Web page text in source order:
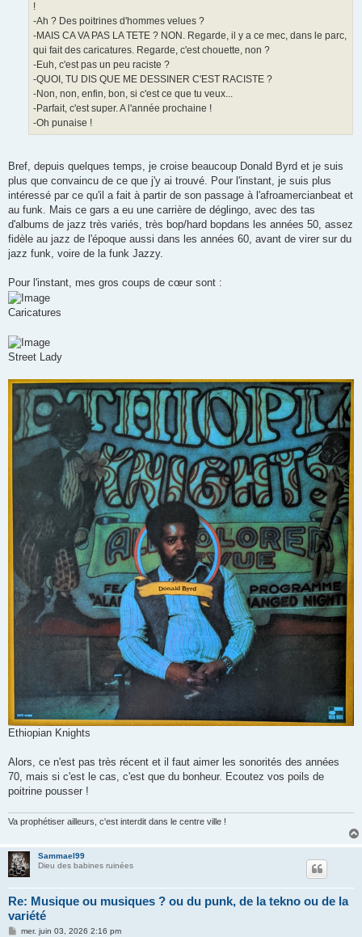
!
-Ah ? Des poitrines d'hommes velues ?
-MAIS CA VA PAS LA TETE ? NON. Regarde, il y a ce mec, dans le parc,
qui fait des caricatures. Regarde, c'est chouette, non ?
-Euh, c'est pas un peu raciste ?
-QUOI, TU DIS QUE ME DESSINER C'EST RACISTE ?
-Non, non, enfin, bon, si c'est ce que tu veux...
-Parfait, c'est super. A l'année prochaine !
-Oh punaise !
Bref, depuis quelques temps, je croise beaucoup Donald Byrd et je suis
plus que convaincu de ce que j'y ai trouvé. Pour l'instant, je suis plus
intéressé par ce qu'il a fait à partir de son passage à l'afroamercianbeat et
au funk. Mais ce gars a eu une carrière de déglingo, avec des tas
d'albums de jazz très variés, très bop/hard bopdans les années 50, assez
fidèle au jazz de l'époque aussi dans les années 60, avant de virer sur du
jazz funk, voire de la funk Jazzy.
Pour l'instant, mes gros coups de cœur sont :
Caricatures
Street Lady
Ethiopian Knights
Alors, ce n'est pas très récent et il faut aimer les sonorités des années
70, mais si c'est le cas, c'est que du bonheur. Ecoutez vos poils de
poitrine pousser !
Va prophétiser ailleurs, c'est interdit dans le centre ville !
Sammael99
Dieu des babines ruinées
Re: Musique ou musiques ? ou du punk, de la tekno ou de la
variété
Mmer. juin 03, 2026 2:16 pm